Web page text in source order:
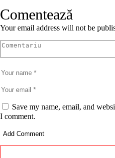
Comentează
Your email address will not be
Save my name, email, and
I comment.